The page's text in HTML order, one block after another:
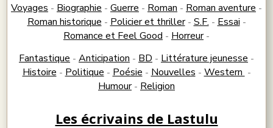
Voyages - Biographie - Guerre - Roman - Roman aventure -
Roman historique - Policier et thriller- S.F. - Essai -
Romance et Feel Good - Horreur-
Fantastique - Anticipation - BD - Littérature jeunesse -
Histoire - Politique - Poésie - Nouvelles - Western -
Humour- Religion
Les écrivains de Lastulu